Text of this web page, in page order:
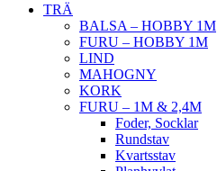
TRÄ
BALSA – HOBBY 1M
FURU – HOBBY 1M
LIND
MAHOGNY
KORK
FURU – 1M & 2,4M
Foder, Socklar
Rundstav
Kvartsstav